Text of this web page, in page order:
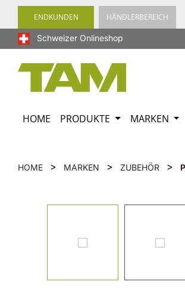
Zur Hauptnavigation springen
ENDKUNDEN HÄNDLERBEREICH
Schweizer Onlineshop
HOME PRODUKTE MARKEN
HOME > MARKEN > ZUBEHÖR >